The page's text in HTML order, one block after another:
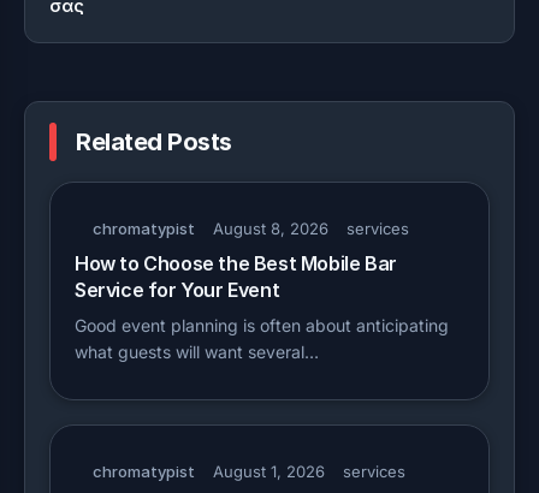
σας
Related Posts
chromatypist August 8, 2026 services
How to Choose the Best Mobile Bar
Service for Your Event
Good event planning is often about anticipating
what guests will want several…
chromatypist August 1, 2026 services